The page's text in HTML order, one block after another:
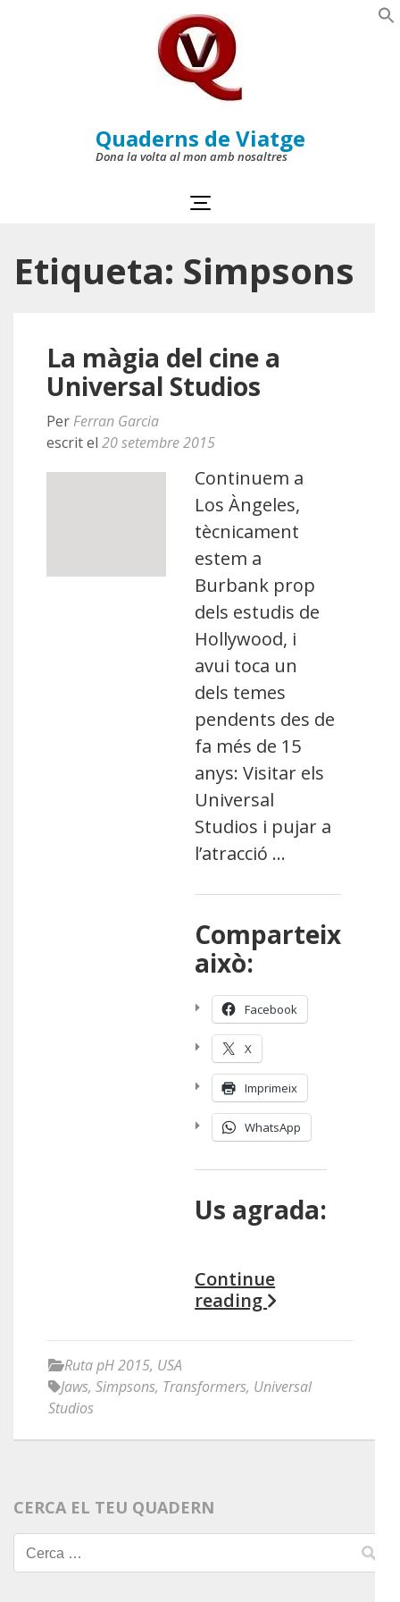
Quaderns de Viatge
Dona la volta al mon amb nosaltres
Etiqueta: Simpsons
La màgia del cine a
Universal Studios
Per Ferran Garcia
escrit el 20 setembre 2015
Continuem a
Los Àngeles,
tècnicament
estem a
Burbank prop
dels estudis de
Hollywood, i
avui toca un
dels temes
pendents des de
fa més de 15
anys: Visitar els
Universal
Studios i pujar a
l’atracció …
Comparteix
això:
Facebook
X
Imprimeix
WhatsApp
Us agrada:
Continue
reading
Ruta pH 2015, USA
Jaws, Simpsons, Transformers, Universal
Studios
CERCA EL TEU QUADERN
Cerca: